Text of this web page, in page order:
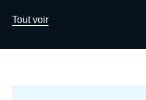
Lien
Tout voir